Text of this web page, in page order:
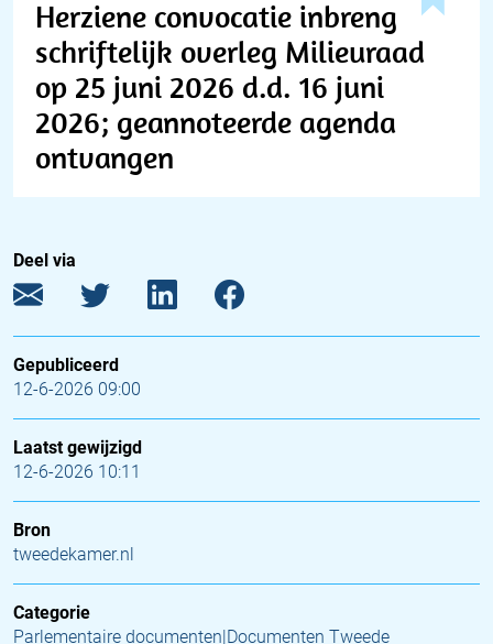
Herziene convocatie inbreng
schriftelijk overleg Milieuraad
op 25 juni 2026 d.d. 16 juni
2026; geannoteerde agenda
ontvangen
Deel via
Gepubliceerd
12-6-2026 09:00
Laatst gewijzigd
12-6-2026 10:11
Bron
tweedekamer.nl
Categorie
Parlementaire documenten|Documenten Tweede